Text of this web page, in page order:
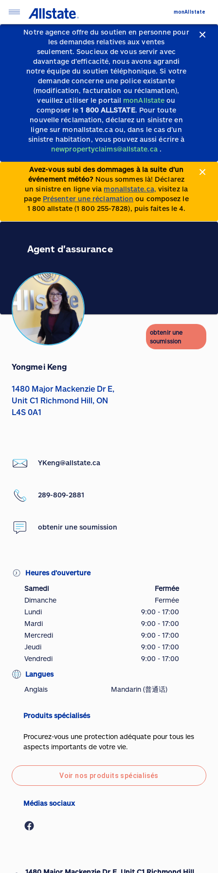
Notre agence offre du soutien en personne pour
les demandes relatives aux ventes
seulement.Soucieux de vous servir avec
davantage d’efficacité, nous avons agrandi
notre équipe du soutien téléphonique.Si votre
demande concerne une police existante
(modification, facturation ou réclamation),
veuillez utiliser le portail monAllstate ou
composer le1 800 ALLSTATE. Pour toute
nouvelle réclamation, déclarez un sinistre en
ligne sur monallstate.ca ou, dans le cas d’un
sinistre habitation, vous pouvez aussi écrire à
newpropertyclaims@allstate.ca .
Avez-vous subi des dommages à la suite d’un
événement météo? Nous sommes là! Déclarez
un sinistre en ligne via monallstate.ca, visitez la
page Présenter une réclamation ou composez le
1 800 allstate (1 800 255-7828), puis faites le 4.
monAllstate
Agent d'assurance
obtenir une
soumission
Yongmei Keng
1480 Major Mackenzie Dr E,
Unit C1 Richmond Hill, ON
L4S 0A1
YKeng@allstate.ca
289-809-2881
obtenir une soumission
Heures d’ouverture
Samedi
Fermée
Dimanche
Fermée
Lundi
9:00 - 17:00
Mardi
9:00 - 17:00
Mercredi
9:00 - 17:00
Jeudi
9:00 - 17:00
Vendredi
9:00 - 17:00
Langues
Anglais
Mandarin (普通话)
Produits spécialisés
Procurez-vous une protection adéquate pour tous les
aspects importants de votre vie.
Voir nos produits spécialisés
Médias sociaux